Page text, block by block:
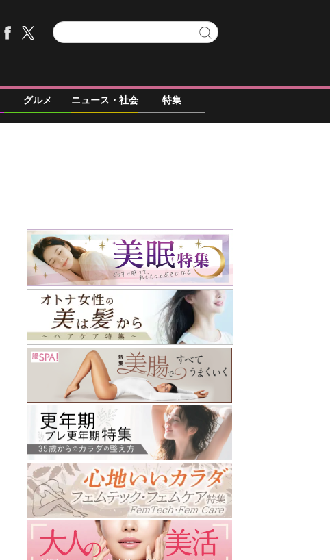
グルメ ニュース・社会 特集